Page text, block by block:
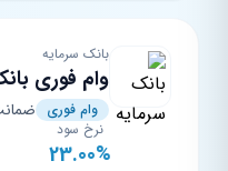
بانک سرمایه
وام فوری
وام فوری
نرخ سود
23.00%